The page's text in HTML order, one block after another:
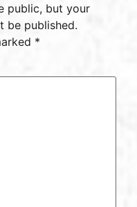
public, but your
be published.
*